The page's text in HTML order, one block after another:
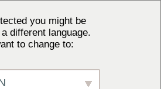
you might be
different language.
to change to: